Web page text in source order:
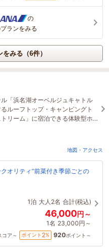
の
ランをみる
みる（6件）
「浜名湖オーベルジュキャトル
ルーフトップ・キャンピングト
リーム」に宿泊できる体験型ホ
にバレルサウナ完備・ペットと
地図・アクセス
オリティ“前菜付き季節ごとの
1泊 大人2名 合計(税込)
46,000円～
1名 23,000円～
コア～ ポイント 2% 920ポイント～